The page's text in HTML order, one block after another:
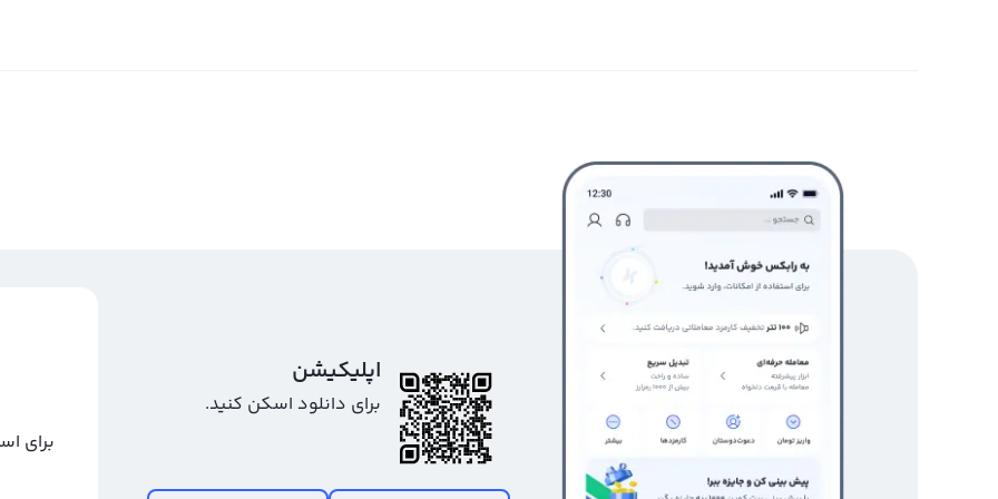
اصول صحیح معامله‌ با نمودار تتر به تومان
تفاوتی ندارد که یک معامله‌گر به تحلیل قیمت تتر به ریال پرداخته باشد یا تحلیل قیمت تپ سواپ ارز دیجیتال های جدید دنیای
صورت دقیق، اگر تصمیم به گرفتن یک موقعیت معاملاتی گرفتید، حتما فراموش نکنید که برای معامله خود حدضرر تعیین کنید.
در صرافی رابکس، امکان اتخاذ معاملات هر ارز دیجیتالی در حالت‌های ساده و پیشرفته از جمله: تبدیل سریع، سفارش‌گذاری
در نهایت به این نکته توجه داشته باشید که بررسی حجم معاملات و توجه به رویدادها و اخبار تتر همواره می‌توانند پشتوانه‌ای
قوی برای تحلیل قیمت لحظه ای تتر امروز باشند؛ طوری که بینشی دقیق‌تر برای گرفتن یک موقعیت معاملاتی هوشمندانه روی
اپلیکیشن
برای دانلود اسکن کنید.
برای